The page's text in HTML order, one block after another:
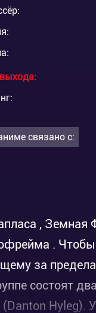
связано с:
, Земная
.
за
состоят
Hyleg).